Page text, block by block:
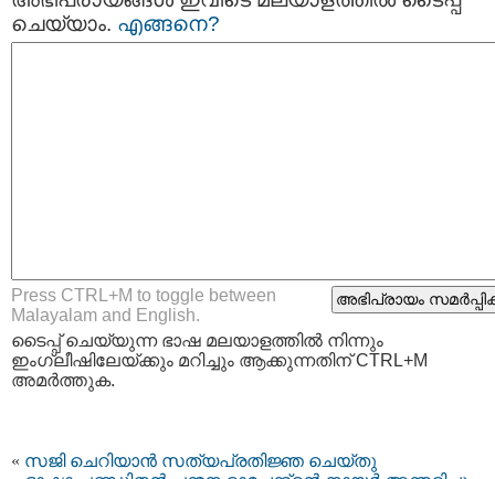
ചെയ്യാം. എങ്ങനെ?
Press CTRL+M to toggle between
Malayalam and English.
ടൈപ്പ്‌ ചെയ്യുന്ന ഭാഷ മലയാളത്തില്‍ നിന്നും
ഇംഗ്ലീഷിലേയ്ക്കും മറിച്ചും ആക്കുന്നതിന് CTRL+M
അമര്‍ത്തുക.
« സജി ചെറിയാന്‍ സത്യപ്രതിജ്ഞ ചെയ്തു